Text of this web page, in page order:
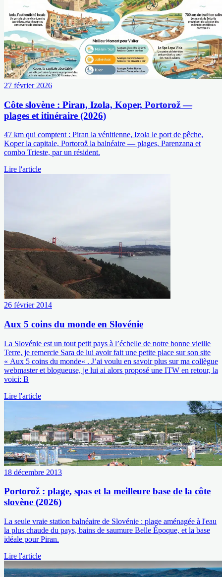
27 février 2026
Côte slovène : Piran, Izola, Koper, Portorož —
plages et itinéraire (2026)
47 km qui comptent : Piran la vénitienne, Izola le port de pêche,
Koper la capitale, Portorož la balnéaire — plages, Parenzana et
combo Trieste, par un résident.
Lire l'article
26 février 2014
Aux 5 coins du monde en Slovénie
La Slovénie est un tout petit pays à l’échelle de notre bonne vieille
Terre, je remercie Sara de lui avoir fait une petite place sur son site
« Aux 5 coins du monde« . J’ai voulu en savoir plus sur ma collègue
webmaster et blogueuse, je lui ai alors proposé une ITW en retour, la
voici: B
Lire l'article
18 décembre 2013
Portorož : plage, spas et la meilleure base de la côte
slovène (2026)
La seule vraie station balnéaire de Slovénie : plage aménagée à l'eau
la plus chaude du pays, bains de saumure Belle Époque, et la base
idéale pour Piran.
Lire l'article